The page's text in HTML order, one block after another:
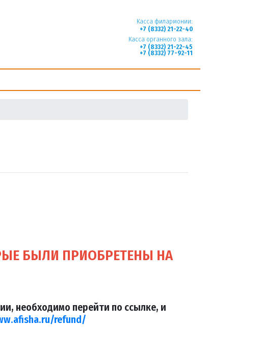
Касса филармонии:
+7 (8332) 21-22-40
Касса органного зала:
+7 (8332) 21-22-45
+7 (8332) 77-92-11
БЫЛИ ПРИОБРЕТЕНЫ НА
необходимо перейти по ссылке, и
refund/